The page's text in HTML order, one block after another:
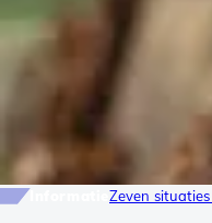
Zeven